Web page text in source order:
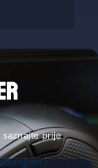
saznajte prije
i